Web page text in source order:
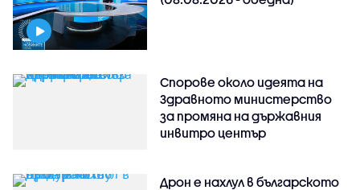
Спорове около идеята на
Здравното министерство
за промяна на държавния
инвитро център
Дрон е нахлул в българското